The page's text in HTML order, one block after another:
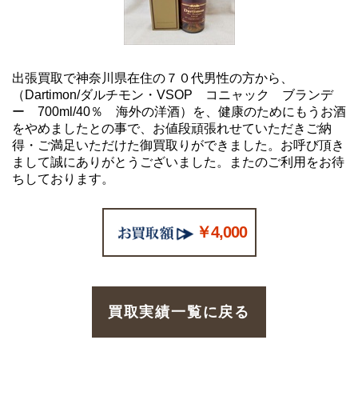
出張買取で神奈川県在住の７０代男性の方から、
（Dartimon/ダルチモン・VSOP コニャック ブランデ
ー 700ml/40％ 海外の洋酒）を、健康のためにもうお酒
をやめましたとの事で、お値段頑張れせていただきご納
得・ご満足いただけた御買取りができました。お呼び頂き
まして誠にありがとうございました。またのご利用をお待
ちしております。
￥4,000
買取実績一覧に戻る